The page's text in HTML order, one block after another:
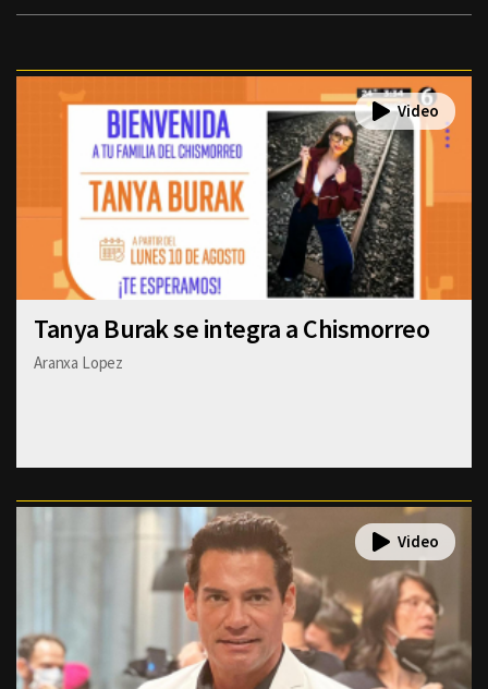
Tanya Burak se integra a Chismorreo
Aranxa Lopez